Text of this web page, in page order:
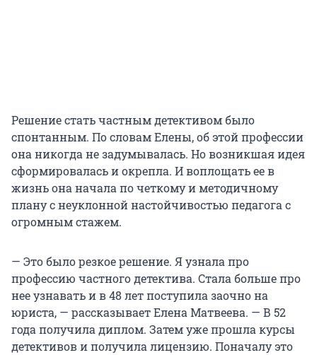
Решение стать частным детективом было
спонтанным. По словам Елены, об этой профессии
она никогда не задумывалась. Но возникшая идея
сформировалась и окрепла. И воплощать ее в
жизнь она начала по четкому и методичному
плану с неуклонной настойчивостью педагога с
огромным стажем.
— Это было резкое решение. Я узнала про
профессию частного детектива. Стала больше про
нее узнавать и в 48 лет поступила заочно на
юриста, — рассказывает Елена Матвеева. — В 52
года получила диплом. Затем уже прошла курсы
детективов и получила лицензию. Поначалу это